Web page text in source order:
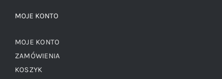
MOJE KONTO
MOJE KONTO
ZAMÓWIENIA
KOSZYK